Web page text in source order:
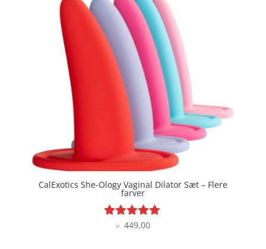
CalExotics She-Ology Vaginal Dilator Sæt – Flere
farver
Vurderet
kr.449,00